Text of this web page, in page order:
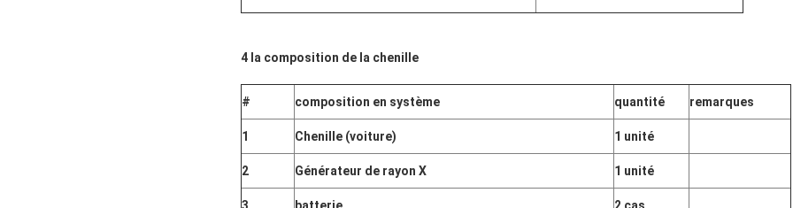
4 la composition de la chenille
# composition en système quantité remarques
1 Chenille (voiture) 1 unité
2 Générateur de rayon X 1 unité